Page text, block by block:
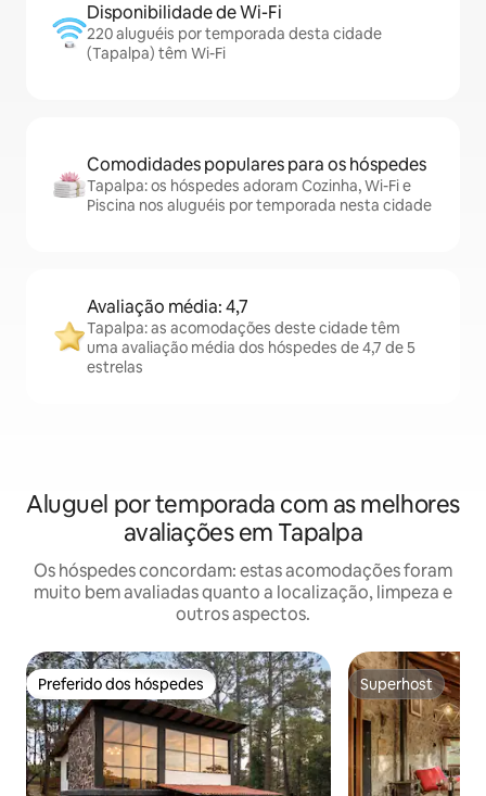
Disponibilidade de Wi-Fi
220 aluguéis por temporada desta cidade
(Tapalpa) têm Wi-Fi
Comodidades populares para os hóspedes
Tapalpa: os hóspedes adoram Cozinha, Wi-Fi e
Piscina nos aluguéis por temporada nesta cidade
Avaliação média: 4,7
Tapalpa: as acomodações deste cidade têm
uma avaliação média dos hóspedes de 4,7 de 5
estrelas
Aluguel por temporada com as melhores
avaliações em Tapalpa
Os hóspedes concordam: estas acomodações foram
muito bem avaliadas quanto a localização, limpeza e
outros aspectos.
Preferido dos hóspedes
Preferido dos hóspedes Superhost
Superhost